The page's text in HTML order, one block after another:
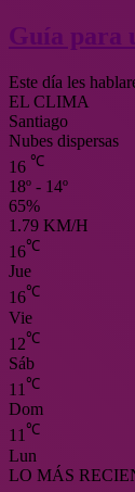
Guía para
Este día les
EL CLIMA
Santiago
Nubes dispersas
16 ℃
18º - 14º
65%
1.79 KM/H
16℃
Jue
16℃
Vie
12℃
Sáb
11 ℃
Dom
11℃
Lun
LO MÁS